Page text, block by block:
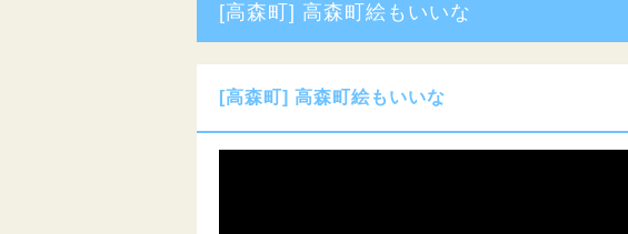
[高森町] 高森町絵もいいな
[高森町] 高森町絵もいいな